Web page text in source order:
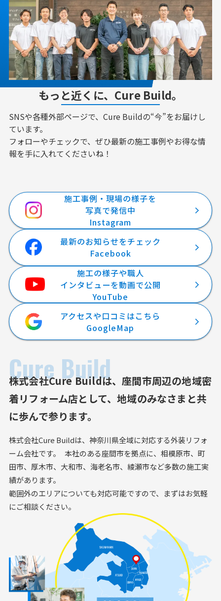
もっと近くに、Cure Build。
SNSや各種外部ページで、Cure Buildの“今”をお届けし
ています。
フォローやチェックで、ぜひ最新の施工事例やお得な情
報を手に入れてくださいね！
施工事例・現場の様子を
写真で発信中
Instagram
最新のお知らせをチェック
Facebook
施工の様子や職人
インタビューを動画で公開
YouTube
アクセスや口コミはこちら
GoogleMap
Cure Build
株式会社Cure Buildは、座間市周辺の地域密
着リフォーム店として、地域のみなさまと共
に歩んで参ります。
株式会社Cure Buildは、神奈川県全域に対応する外装リフォ
ーム会社です。 本社のある座間市を拠点に、相模原市、町
田市、厚木市、大和市、海老名市、綾瀬市など多数の施工実
績があります。
範囲外のエリアについても対応可能ですので、まずはお気軽
にご相談ください。